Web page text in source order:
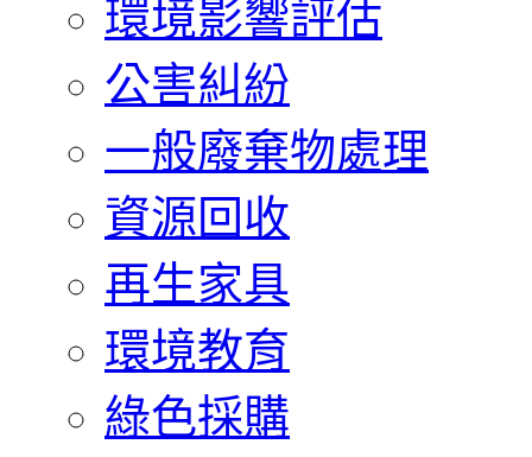
環境影響評估
公害糾紛
一般廢棄物處理
資源回收
再生家具
環境教育
綠色採購